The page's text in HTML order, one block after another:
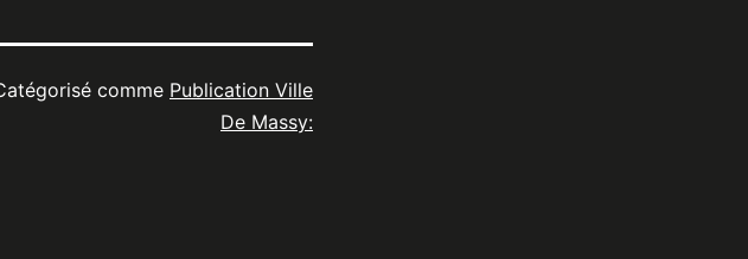
comme Publication Ville
De Massy: